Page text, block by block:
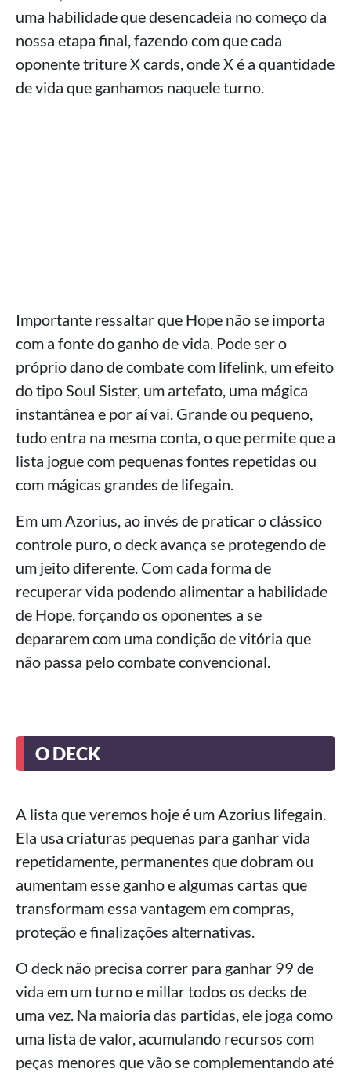
uma habilidade que desencadeia no começo da
nossa etapa final, fazendo com que cada
oponente triture X cards, onde X é a quantidade
de vida que ganhamos naquele turno.
Importante ressaltar que Hope não se importa
com a fonte do ganho de vida. Pode ser o
próprio dano de combate com lifelink, um efeito
do tipo Soul Sister, um artefato, uma mágica
instantânea e por aí vai. Grande ou pequeno,
tudo entra na mesma conta, o que permite que a
lista jogue com pequenas fontes repetidas ou
com mágicas grandes de lifegain.
Em um Azorius, ao invés de praticar o clássico
controle puro, o deck avança se protegendo de
um jeito diferente. Com cada forma de
recuperar vida podendo alimentar a habilidade
de Hope, forçando os oponentes a se
depararem com uma condição de vitória que
não passa pelo combate convencional.
O DECK
A lista que veremos hoje é um Azorius lifegain.
Ela usa criaturas pequenas para ganhar vida
repetidamente, permanentes que dobram ou
aumentam esse ganho e algumas cartas que
transformam essa vantagem em compras,
proteção e finalizações alternativas.
O deck não precisa correr para ganhar 99 de
vida em um turno e millar todos os decks de
uma vez. Na maioria das partidas, ele joga como
uma lista de valor, acumulando recursos com
peças menores que vão se complementando até